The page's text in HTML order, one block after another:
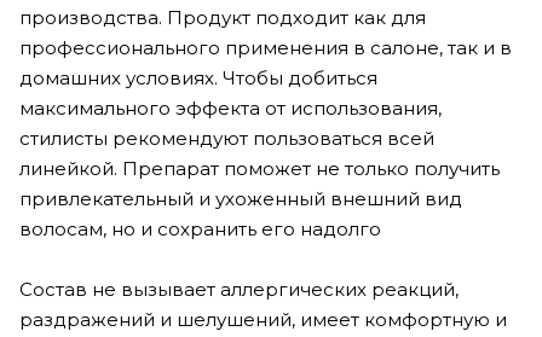
производства. Продукт подходит как для
профессионального применения в салоне, так и в
домашних условиях. Чтобы добиться
максимального эффекта от использования,
стилисты рекомендуют пользоваться всей
линейкой. Препарат поможет не только получить
привлекательный и ухоженный внешний вид
волосам, но и сохранить его надолго
Состав не вызывает аллергических реакций,
раздражений и шелушений, имеет комфортную и